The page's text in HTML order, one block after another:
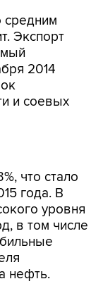
средним
Экспорт
2014
и соевых
уровня
в том числе
нефть.